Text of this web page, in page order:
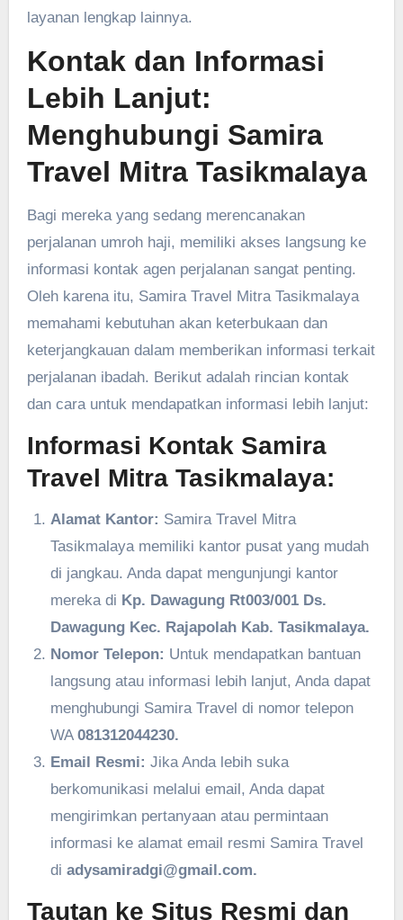
layanan lengkap lainnya.
Kontak dan Informasi
Lebih Lanjut:
Menghubungi Samira
Travel Mitra Tasikmalaya
Bagi mereka yang sedang merencanakan
perjalanan umroh haji, memiliki akses langsung ke
informasi kontak agen perjalanan sangat penting.
Oleh karena itu, Samira Travel Mitra Tasikmalaya
memahami kebutuhan akan keterbukaan dan
keterjangkauan dalam memberikan informasi terkait
perjalanan ibadah. Berikut adalah rincian kontak
dan cara untuk mendapatkan informasi lebih lanjut:
Informasi Kontak Samira
Travel Mitra Tasikmalaya:
Alamat Kantor: Samira Travel Mitra
Tasikmalaya memiliki kantor pusat yang mudah
di jangkau. Anda dapat mengunjungi kantor
mereka di Kp. Dawagung Rt003/001 Ds.
Dawagung Kec. Rajapolah Kab. Tasikmalaya.
Nomor Telepon: Untuk mendapatkan bantuan
langsung atau informasi lebih lanjut, Anda dapat
menghubungi Samira Travel di nomor telepon
WA 081312044230.
Email Resmi: Jika Anda lebih suka
berkomunikasi melalui email, Anda dapat
mengirimkan pertanyaan atau permintaan
informasi ke alamat email resmi Samira Travel
di adysamiradgi@gmail.com.
Tautan ke Situs Resmi dan